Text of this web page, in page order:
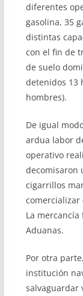
diferentes
gasolina, 35
distintas
con el fin de
de suelo
detenidos 13
hombres).
De igual
ardua labor
operativo
decomisaron
cigarrillos
La
Aduanas.
Por otra
institución
salvaguardar